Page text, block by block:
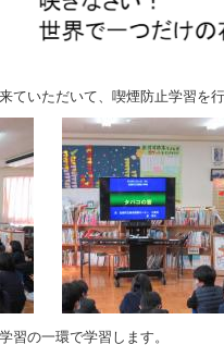
ていただいて、喫煙防止学習を行
習の一環で学習します。